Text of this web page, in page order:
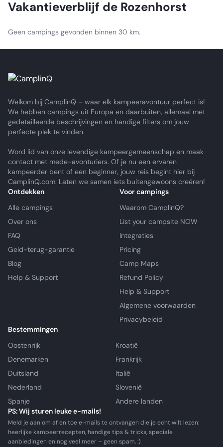
Vakantieverblijf de Rozenhorst
Geen campings gevonden binnen 30 km.
Welkom bij CamplinQ – waar elk kampeeravontuur perfect is!
We hebben campings uit Europa en daarbuiten, allemaal met
gedetailleerde beschrijvingen en handige filters om jouw
perfecte plek te vinden.
Word lid van onze levendige kampeergemeenschap en maak
contact met mede-avonturiers. Of je nu een ervaren
kampeerder bent of een beginner, jouw reis begint hier bij
CamplinQ.com. Laten we samen iets buitengewoons creëren!
Ontdekken
Alle campings
Over ons
FAQ
Geld-terug-garantie
Blog
Help & Support
Voor campings
Waarom CamplinQ?
List your campsite NOW
Integraties
Pricing
Camp Maps
Refund Policy
Help & Support
Algemene voorwaarden
Privacybeleid
Bestemmingen
Oostenrijk
Kroatië
Denemarken
Frankrijk
Duitsland
Italië
Nederland
Slovenië
Spanje
Andere landen
PS: Wij sturen leuke e-mails!
Meld je aan om af en toe e-mails te ontvangen die je echt wilt lezen:
heerlijke kampeerrecepten, handige tips & tricks, speciale
aanbiedingen en nog veel meer – geen spam. :)